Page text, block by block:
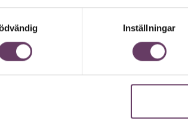
Inställningar